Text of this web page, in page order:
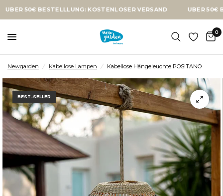
BESTELLLUNG: KOSTENLOSER VERSAND ÜBER 50€
0
Newgarden / Kabellose Lampen / Kabellose Hängeleuchte POSITANO
BEST-SELLER